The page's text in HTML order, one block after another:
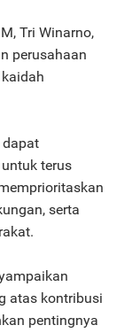
Tri Winarno,
perusahaan
dapat
terus
serta
atas kontribusi
pentingnya